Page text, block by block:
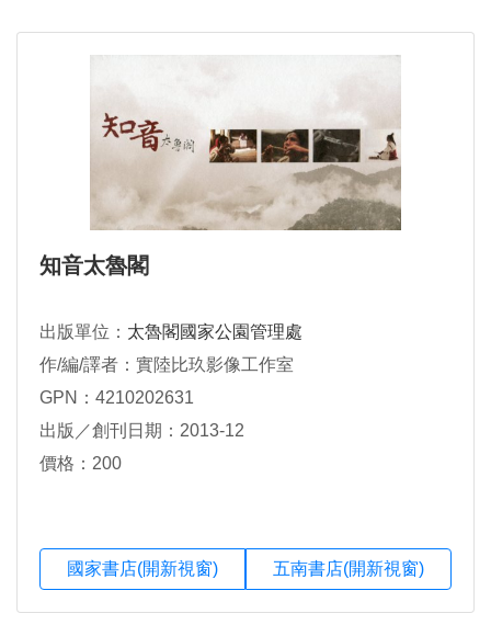
知音太魯閣
出版單位： 太魯閣國家公園管理處
作/編/譯者：實陸比玖影像工作室
GPN：4210202631
出版／創刊日期：2013-12
價格：200
國家書店(開新視窗) 五南書店(開新視窗)